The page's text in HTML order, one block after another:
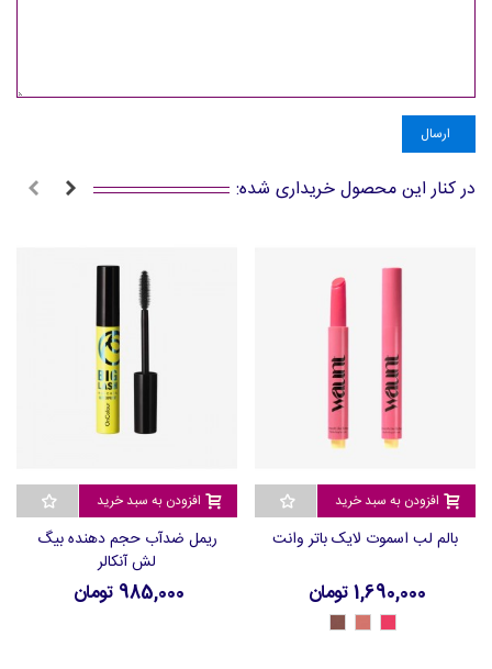
ارسال
در کنار این محصول خریداری شده:
افزودن به سبد خرید
بالم لب اسموت لایک باتر وانت
1,690,000 تومان
47180
-
47182
-
47181
-
افزودن به سبد خرید
ریمل ضدآب حجم دهنده بیگ
لش آنکالر
985,000 تومان